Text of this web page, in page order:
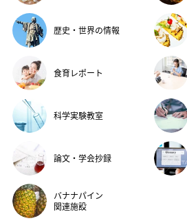
歴史・世界の情報
食育レポート
科学実験教室
論文・学会抄録
バナナパイン
関連施設